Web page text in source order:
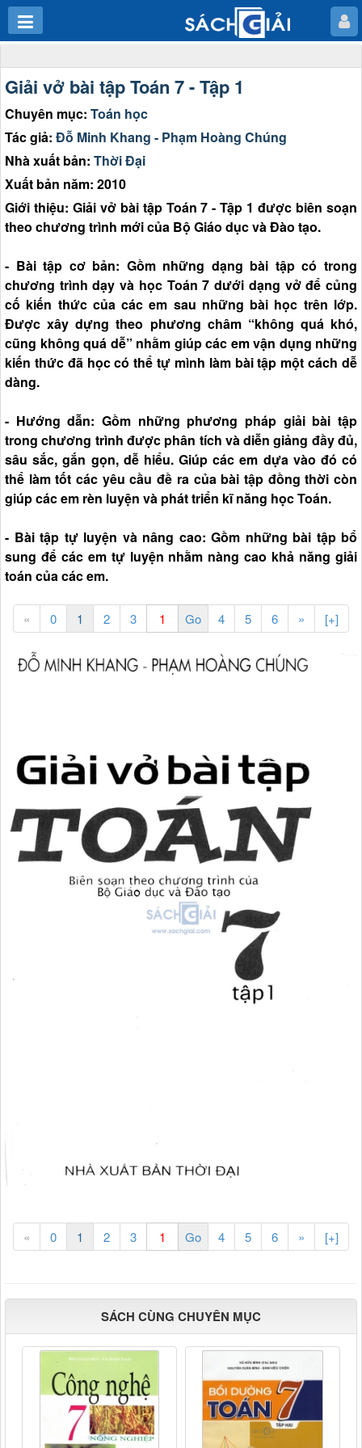
Giải vở bài tập Toán 7 - Tập 1
Chuyên mục: Toán học
Tác giả: Đỗ Minh Khang - Phạm Hoàng Chúng
Nhà xuất bản: Thời Đại
Xuất bản năm: 2010
Giới thiệu: Giải vở bài tập Toán 7 - Tập 1 được biên soạn
theo chương trình mới của Bộ Giáo dục và Đào tạo.
- Bài tập cơ bản: Gồm những dạng bài tập có trong
chương trình dạy và học Toán 7 dưới dạng vở để củng
cố kiến thức của các em sau những bài học trên lớp.
Được xây dựng theo phương châm “không quá khó,
cũng không quá dễ” nhằm giúp các em vận dụng những
kiến thức đã học có thể tự mình làm bài tập một cách dễ
dàng.
- Hướng dẫn: Gồm những phương pháp giải bài tập
trong chương trình được phân tích và diễn giảng đầy đủ,
sâu sắc, gắn gọn, dễ hiểu. Giúp các em dựa vào đó có
thể làm tốt các yêu cầu đề ra của bài tập đồng thời còn
giúp các em rèn luyện và phát triển kĩ năng học Toán.
- Bài tập tự luyện và nâng cao: Gồm những bài tập bổ
sung để các em tự luyện nhằm nàng cao khả năng giải
toán của các em.
« 0 1 2 3 4 5 6 » [+]
« 0 1 2 3 4 5 6 » [+]
SÁCH CÙNG CHUYÊN MỤC